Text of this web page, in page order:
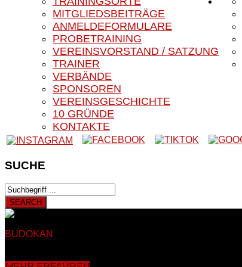
MITGLIEDSBEITRÄGE
ANMELDEFORMULARE
PROBETRAINING
VEREINSVORSTAND / SATZUNG
TRAINER
VERBÄNDE
SPONSOREN
VEREINSGESCHICHTE
10 GRÜNDE
KONTAKTE
SUCHE
BUDOKAN